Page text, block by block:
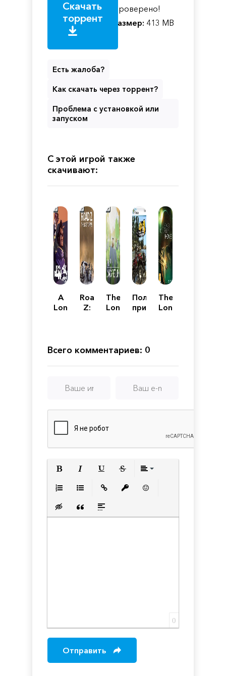
Скачать
торрент
Проверено!
Размер: 413 MB
Есть жалоба?
Как скачать через торрент?
Проблема с установкой или
запуском
С этой игрой также
скачивают:
A
Long
Road
Z:
The
Long
Полный
привод
The
Long
Всего комментариев: 0
Вставка скрытого текста
Вставка цитаты
Вставка спойлера
0
Отправить